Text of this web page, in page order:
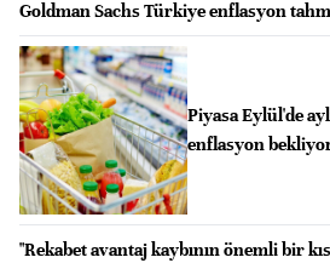
Goldman Sachs Türkiye enflasyon
Piyasa Eylül'de
enflasyon
"Rekabet avantaj kaybının önemli bir